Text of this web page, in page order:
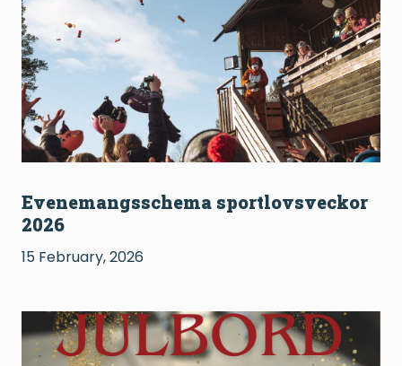
Evenemangsschema sportlovsveckor
2026
15 February, 2026